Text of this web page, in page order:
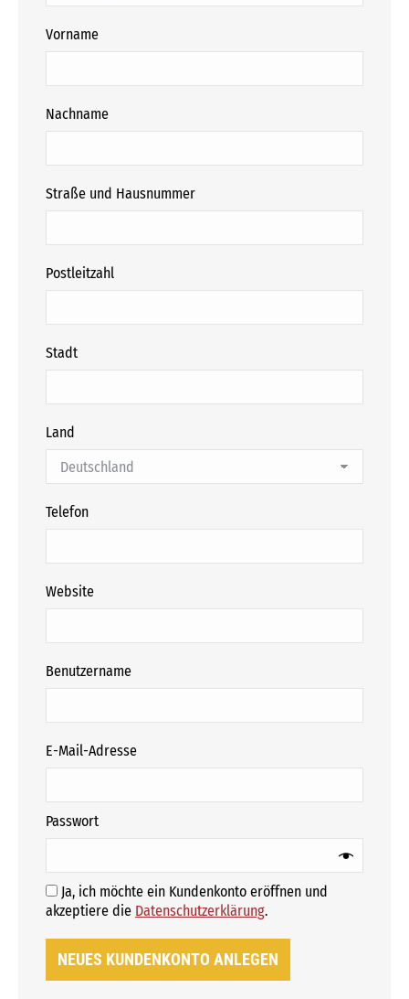
Vorname
Nachname
Straße und Hausnummer
Postleitzahl
Stadt
Land
Telefon
Website
Benutzername
E-Mail-Adresse
Passwort
Ja, ich möchte ein Kundenkonto eröffnen und
akzeptiere die Datenschutzerklärung.
NEUES KUNDENKONTO ANLEGEN